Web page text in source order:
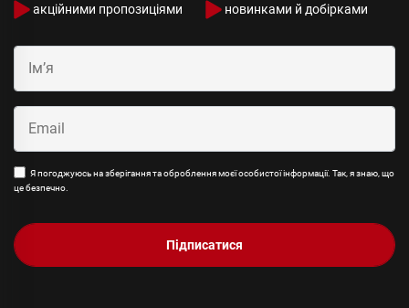
акційними пропозиціями новинками й добірками
Я погоджуюсь на зберігання та оброблення моєї особистої інформації. Так, я знаю, що
це безпечно.
Підписатися